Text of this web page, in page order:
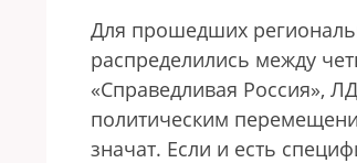
Для прошедших
распределились между
«Справедливая Россия»,
политическим
значат. Если и есть